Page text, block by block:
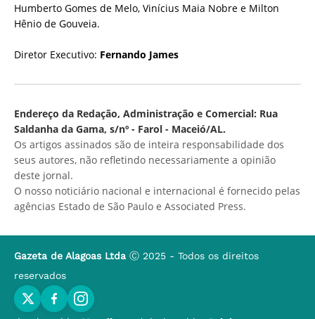
Humberto Gomes de Melo, Vinícius Maia Nobre e Milton
Hênio de Gouveia.
Diretor Executivo: Fernando James
Endereço da Redação, Administração e Comercial: Rua
Saldanha da Gama, s/nº - Farol - Maceió/AL.
Os artigos assinados são de inteira responsabilidade dos
seus autores, não refletindo necessariamente a opinião
deste jornal.
O nosso noticiário nacional e internacional é fornecido pelas
agências Estado de São Paulo e Associated Press.
Gazeta de Alagoas Ltda Ⓒ 2025 - Todos os direitos
reservados